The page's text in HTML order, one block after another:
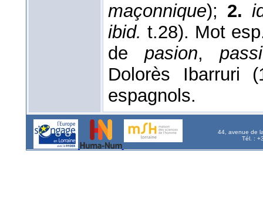
maçonnique); 2.
ibid. t.28). Mot
de pasion,
Dolorès Ibarruri
espagnols.
44, avenue de
Tél. :